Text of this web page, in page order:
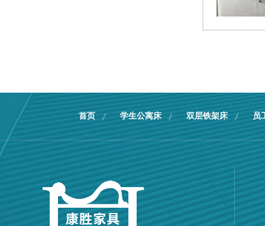
首页 学生公寓床 双层铁架床 员